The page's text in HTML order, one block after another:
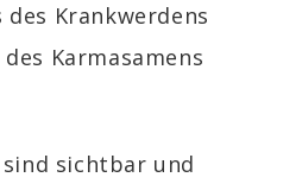
Krankwerdens
Karmasamens
sichtbar und